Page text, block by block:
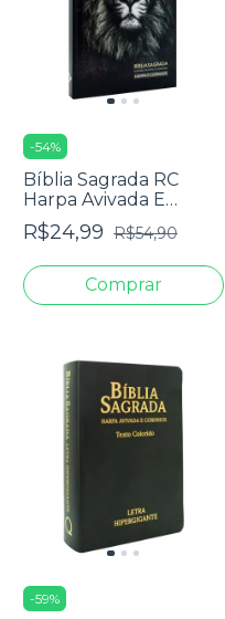
-54%
Bíblia Sagrada RC
Harpa Avivada E
Corinhos Média Capa
Dura Leão Rei Dos Reis
R$24,99 R$54,90
-59%